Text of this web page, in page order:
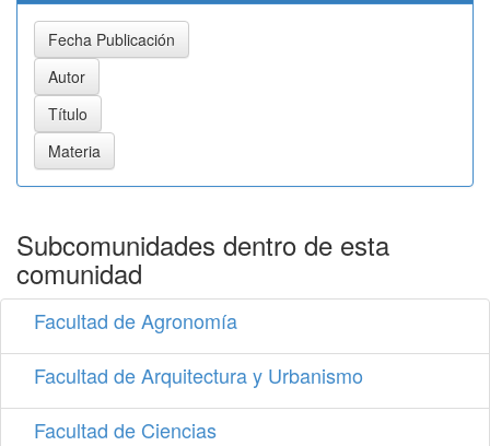
Subcomunidades dentro de esta
comunidad
Facultad de Agronomía
Facultad de Arquitectura y Urbanismo
Facultad de Ciencias